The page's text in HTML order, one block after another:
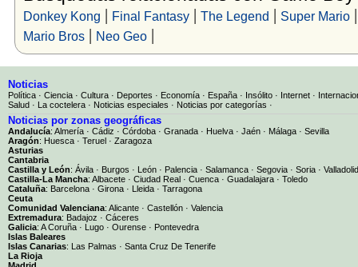
Donkey Kong | Final Fantasy| The Legend | Super Mario
Mario Bros| Neo Geo|
Noticias
Política · Ciencia · Cultura · Deportes · Economía · España · Insólito · Internet ·
Salud · La coctelera · Noticias especiales · Noticias por categorías ·
Noticias por zonas geográficas
Andalucía: Almería · Cádiz · Córdoba · Granada · Huelva · Jaén · Málaga · Sevilla
Aragón: Huesca · Teruel · Zaragoza
Asturias
Cantabria
Castilla y León: Ávila · Burgos · León · Palencia · Salamanca · Segovia · Soria · Valladolid
Castilla-La Mancha: Albacete · Ciudad Real · Cuenca · Guadalajara · Toledo
Cataluña: Barcelona · Girona · Lleida · Tarragona
Ceuta
Comunidad Valenciana: Alicante · Castellón · Valencia
Extremadura: Badajoz · Cáceres
Galicia: A Coruña · Lugo · Ourense · Pontevedra
Islas Baleares
Islas Canarias: Las Palmas · Santa Cruz De Tenerife
La Rioja